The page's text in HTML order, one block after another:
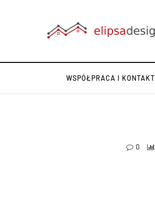
WSPÓŁPRACA I KONTAKT
0